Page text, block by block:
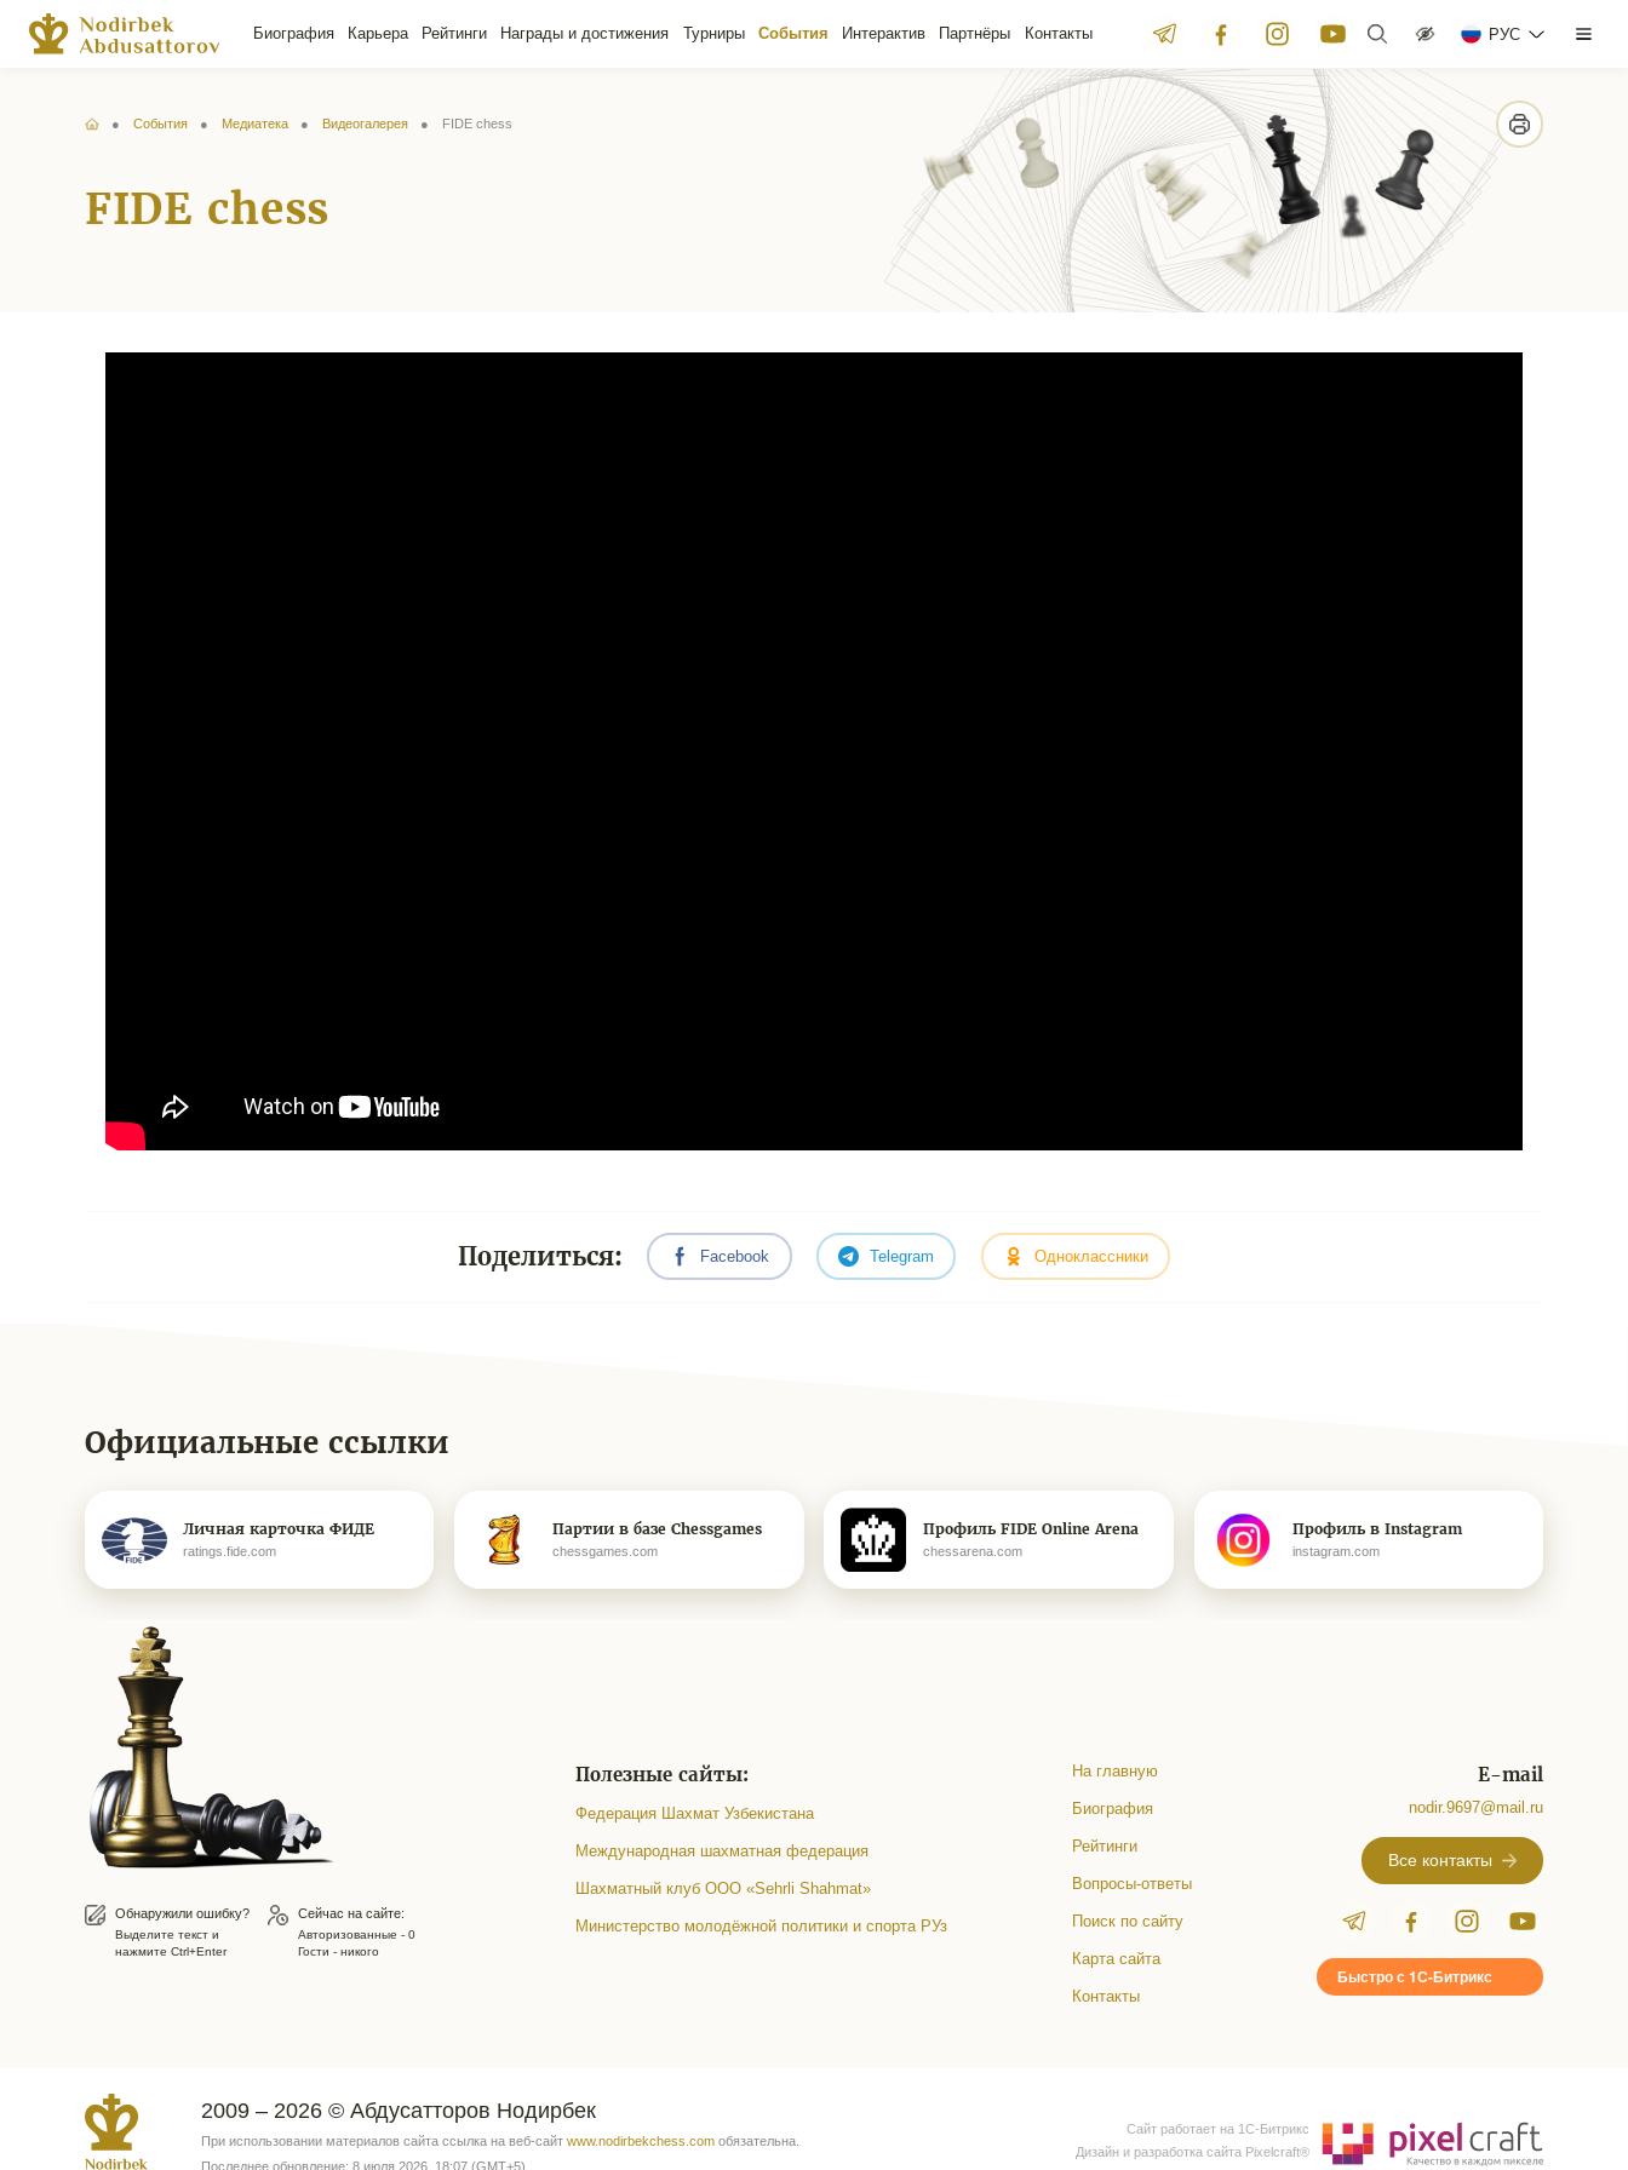
Биография Карьера Рейтинги Награды и достижения Турниры События Интерактив Партнёры Контакты РУС
События Медиатека Видеогалерея FIDE chess
FIDE chess
Поделиться: Facebook Telegram Одноклассники
Официальные ссылки
Личная карточка ФИДЕ
ratings.fide.com
Партии в базе Chessgames
chessgames.com
Профиль FIDE Online Arena
chessarena.com
Профиль в Instagram
instagram.com
Обнаружили ошибку?
Выделите текст и
нажмите Ctrl+Enter
Сейчас на сайте:
Авторизованные - 0
Гости - никого
Полезные сайты:
Федерация Шахмат Узбекистана
Международная шахматная федерация
Шахматный клуб ООО «Sehrli Shahmat»
Министерство молодёжной политики и спорта РУз
На главную
Биография
Рейтинги
Вопросы-ответы
Поиск по сайту
Карта сайта
Контакты
E-mail
nodir.9697@mail.ru
Все контакты
Быстро с 1С-Битрикс
2009 – 2026 © Абдусатторов Нодирбек
При использовании материалов сайта ссылка на веб-сайт www.nodirbekchess.comобязательна.
Последнее обновление: 8 июля 2026, 18:07 (GMT+5)
Сайт работает на 1C-Битрикс
Дизайн и разработка сайта Pixelcraft®